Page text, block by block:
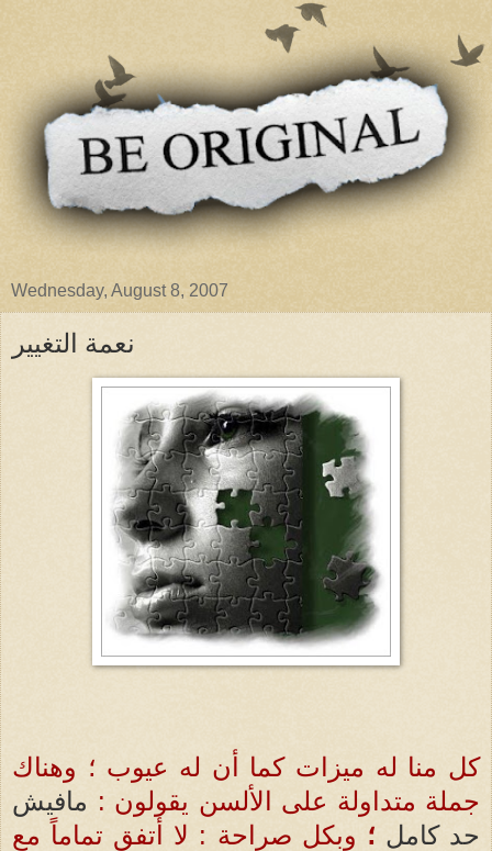
Wednesday, August 8, 2007
نعمة التغيير
كل منا له ميزات كما أن له عيوب ؛ وهناك
جملة متداولة على الألسن يقولون : مافيش
حد كامل ؛ وبكل صراحة : لا أتفق تماماً مع